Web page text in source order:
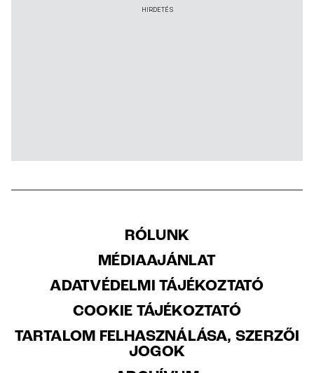
HIRDETÉS
RÓLUNK
MÉDIAAJÁNLAT
ADATVÉDELMI TÁJÉKOZTATÓ
COOKIE TÁJÉKOZTATÓ
TARTALOM FELHASZNÁLÁSA, SZERZŐI
JOGOK